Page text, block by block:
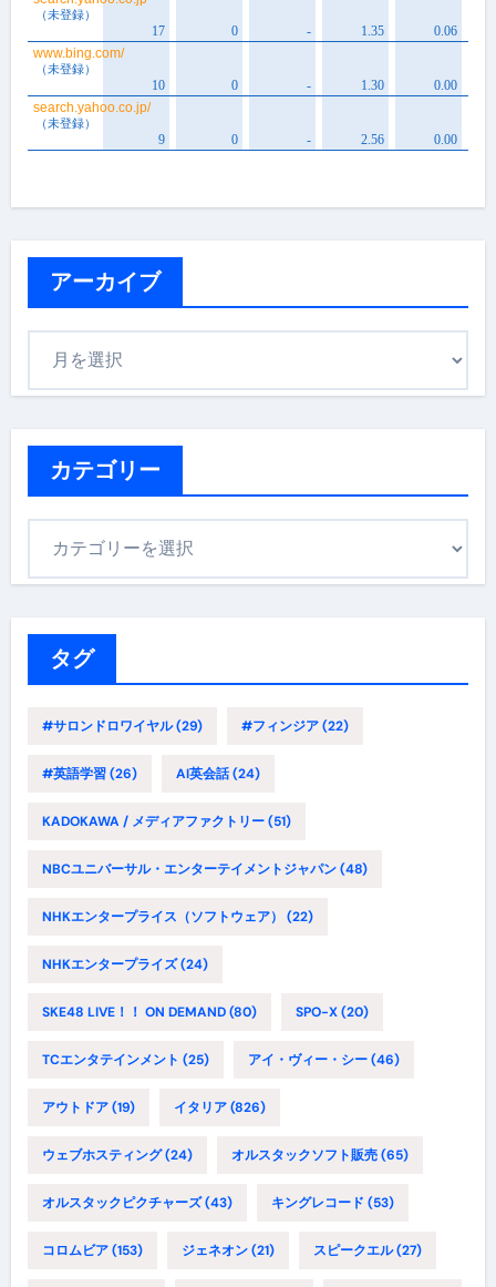
アーカイブ
カテゴリー
タグ
#サロンドロワイヤル(29) #フィンジア(22)
#英語学習(26) AI英会話(24)
KADOKAWA / メディアファクトリー(51)
NBCユニバーサル・エンターテイメントジャパン(48)
NHKエンタープライス（ソフトウェア） (22)
NHKエンタープライズ(24)
SKE48 LIVE！！ ON DEMAND(80) SPO-X(20)
TCエンタテインメント (25) アイ・ヴィー・シー(46)
アウトドア(19) イタリア(826)
ウェブホスティング(24) オルスタックソフト販売(65)
オルスタックピクチャーズ(43) キングレコード (53)
コロムビア(153) ジェネオン(21) スピークエル(27)